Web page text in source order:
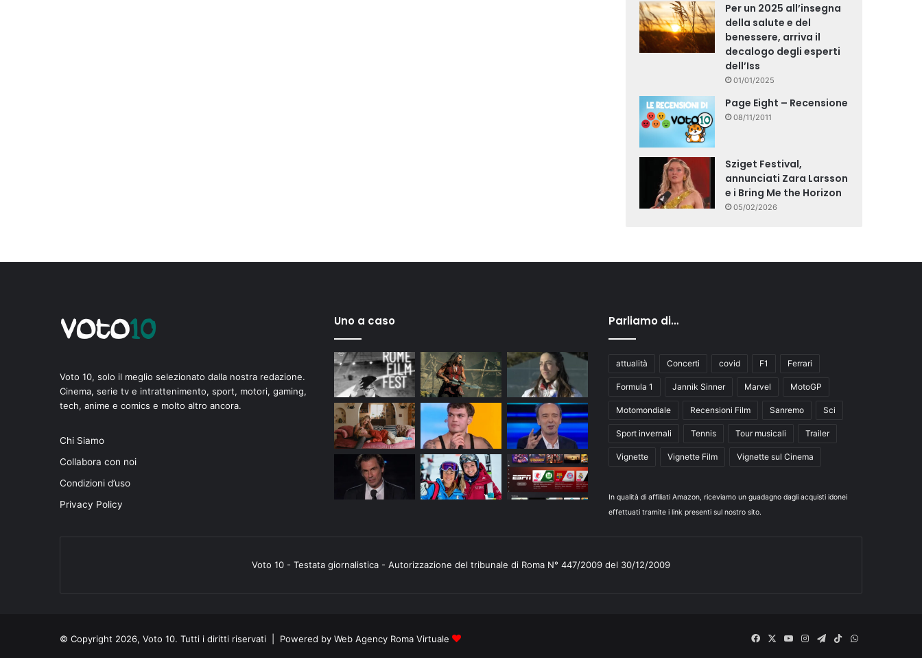
Per un 2025 all’insegna
della salute e del
benessere, arriva il
decalogo degli esperti
dell’Iss
01/01/2025
Page Eight – Recensione
08/11/2011
Sziget Festival,
annunciati Zara Larsson
e i Bring Me the Horizon
05/02/2026
Voto 10, solo il meglio selezionato dalla nostra redazione.
Cinema, serie tv e intrattenimento, sport, motori, gaming,
tech, anime e comics e molto altro ancora.
Chi Siamo
Collabora con noi
Condizioni d’uso
Privacy Policy
Uno a caso Parliamo di…
attualità Concerti covid F1 Ferrari
Formula 1 Jannik Sinner Marvel MotoGP
Motomondiale Recensioni Film Sanremo Sci
Sport invernali Tennis Tour musicali Trailer
Vignette Vignette Film Vignette sul Cinema
In qualità di affiliati Amazon, riceviamo un guadagno dagli acquisti idonei
effettuati tramite i link presenti sul nostro sito.
Voto 10 - Testata giornalistica - Autorizzazione del tribunale di Roma N° 447/2009 del 30/12/2009
© Copyright 2026, Voto 10. Tutti i diritti riservati | Powered by Web Agency Roma Virtuale Facebook
X
YouInstagram
Telegram
TikTokWhatsApp